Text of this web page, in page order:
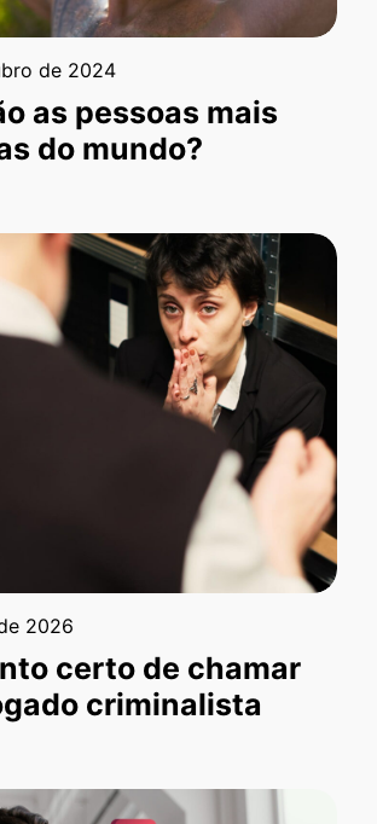
de 2024
as pessoas mais
do mundo?
2026
certo de chamar
criminalista